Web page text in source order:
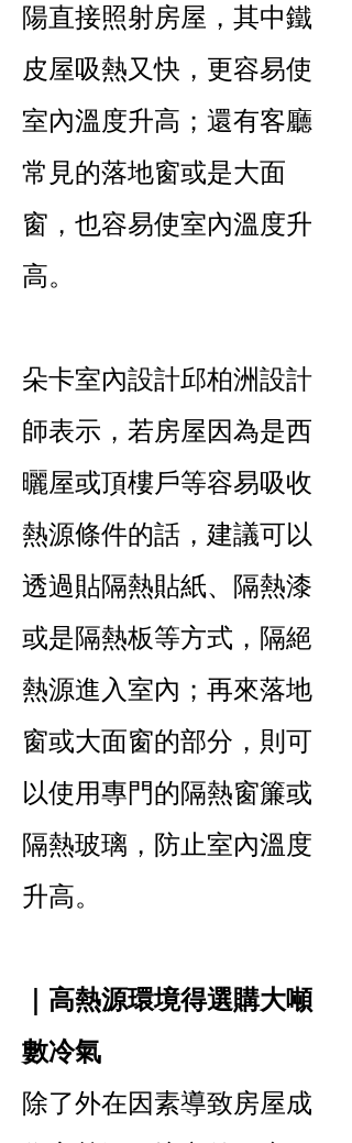
陽直接照射房屋，其中鐵
皮屋吸熱又快，更容易使
室內溫度升高；還有客廳
常見的落地窗或是大面
窗，也容易使室內溫度升
高。
朵卡室內設計邱柏洲設計
師表示，若房屋因為是西
曬屋或頂樓戶等容易吸收
熱源條件的話，建議可以
透過貼隔熱貼紙、隔熱漆
或是隔熱板等方式，隔絕
熱源進入室內；再來落地
窗或大面窗的部分，則可
以使用專門的隔熱窗簾或
隔熱玻璃，防止室內溫度
升高。
｜高熱源環境得選購大噸
數冷氣
除了外在因素導致房屋成